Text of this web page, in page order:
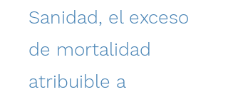
Sanidad, el exceso
de mortalidad
atribuible a